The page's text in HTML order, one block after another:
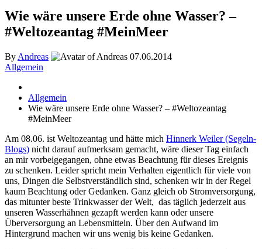
Wie wäre unsere Erde ohne Wasser? –
#Weltozeantag #MeinMeer
By Andreas
07.06.2014
Allgemein
Allgemein
Wie wäre unsere Erde ohne Wasser? – #Weltozeantag
#MeinMeer
Am 08.06. ist Weltozeantag und hätte mich Hinnerk Weiler (Segeln-
Blogs) nicht darauf aufmerksam gemacht, wäre dieser Tag einfach
an mir vorbeigegangen, ohne etwas Beachtung für dieses Ereignis
zu schenken. Leider spricht mein Verhalten eigentlich für viele von
uns, Dingen die Selbstverständlich sind, schenken wir in der Regel
kaum Beachtung oder Gedanken. Ganz gleich ob Stromversorgung,
das mitunter beste Trinkwasser der Welt, das täglich jederzeit aus
unseren Wasserhähnen gezapft werden kann oder unsere
Überversorgung an Lebensmitteln. Über den Aufwand im
Hintergrund machen wir uns wenig bis keine Gedanken.